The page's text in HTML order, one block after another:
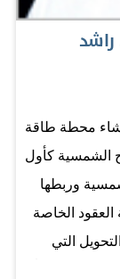
أبوظبي؟ أنا
المهمة…
محطة طاقة
الشمسية كأول
وربطها
العقود الخاصة
التي